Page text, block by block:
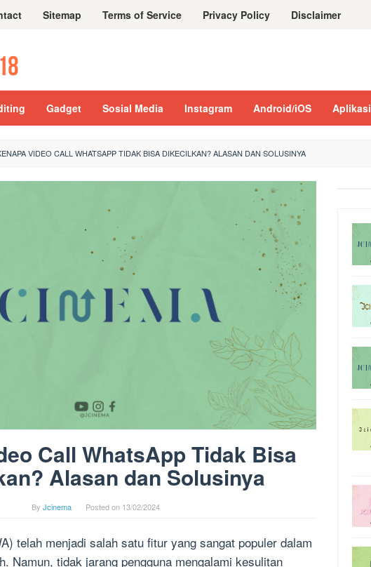
Sitemap Terms of Service Privacy Policy Disclaimer
Gadget Sosial Media Instagram Android/iOS Aplikasi
VIDEO CALL WHATSAPP TIDAK BISA DIKECILKAN? ALASAN DAN SOLUSINYA
Call WhatsApp Tidak Bisa
Alasan dan Solusinya
By Jcinema Posted on 13/02/2024
telah menjadi salah satu fitur yang sangat populer dalam
Namun, tidak jarang pengguna mengalami kesulitan